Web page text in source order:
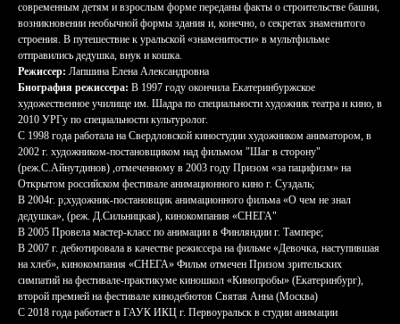
современным детям и взрослым форме переданы факты о строительстве башни,
возникновении необычной формы здания и, конечно, о секретах знаменитого
строения. В путешествие к уральской «знаменитости» в мультфильме
отправились дедушка, внук и кошка.
Режиссер: Лапшина Елена Александровна
Биография режиссера: В 1997 году окончила Екатеринбуржское
художественное училище им. Шадра по специальности художник театра и кино, в
2010 УРГу по специальности культуролог.
С 1998 года работала на Свердловской киностудии художником аниматором, в
2002 г. художником-постановщиком над фильмом "Шаг в сторону"
(реж.С.Айнутдинов) ,отмеченному в 2003 году Призом «за пацифизм» на
Открытом российском фестивале анимационного кино г. Суздаль;
В 2004г. p;художник-постановщик анимационного фильма «О чем не знал
дедушка», (реж. Д.Сильницкая), кинокомпания «СНЕГА"
В 2005 Провела мастер-класс по анимации в Финляндии г. Тампере;
В 2007 г. дебютировала в качестве режиссера на фильме «Девочка, наступившая
на хлеб», кинокомпания «СНЕГА» Фильм отмечен Призом зрительских
симпатий на фестивале-практикуме киношкол «Кинопробы» (Екатеринбург),
второй премией на фестивале кинодебютов Святая Анна (Москва)
С 2018 года работает в ГАУК ИКЦ г. Первоуральск в студии анимации